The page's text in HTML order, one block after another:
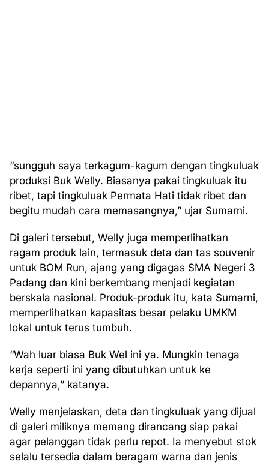
“sungguh saya terkagum-kagum dengan tingkuluak
produksi Buk Welly. Biasanya pakai tingkuluak itu
ribet, tapi tingkuluak Permata Hati tidak ribet dan
begitu mudah cara memasangnya,” ujar Sumarni.
Di galeri tersebut, Welly juga memperlihatkan
ragam produk lain, termasuk deta dan tas souvenir
untuk BOM Run, ajang yang digagas SMA Negeri 3
Padang dan kini berkembang menjadi kegiatan
berskala nasional. Produk-produk itu, kata Sumarni,
memperlihatkan kapasitas besar pelaku UMKM
lokal untuk terus tumbuh.
“Wah luar biasa Buk Wel ini ya. Mungkin tenaga
kerja seperti ini yang dibutuhkan untuk ke
depannya,” katanya.
Welly menjelaskan, deta dan tingkuluak yang dijual
di galeri miliknya memang dirancang siap pakai
agar pelanggan tidak perlu repot. Ia menyebut stok
selalu tersedia dalam beragam warna dan jenis